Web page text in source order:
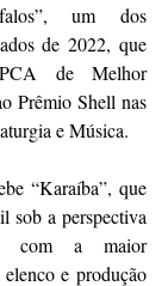
um dos
de 2022, que
de Melhor
Prêmio Shell nas
e Música.
“Karaíba”, que
sob a perspectiva
com a maior
e produção